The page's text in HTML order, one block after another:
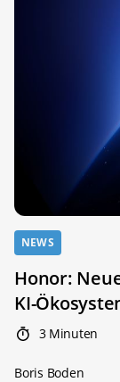
NEWS
Honor:
KI-
3 Minuten
Boris Boden